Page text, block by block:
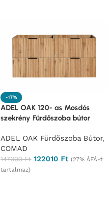
-17%
ADEL OAK 120- as Mosdós
szekrény Fürdőszoba bútor
ADEL OAK Fürdőszoba Bútor,
COMAD
147000Ft 122010 Ft (27% ÁFÁ-t
tartalmaz)